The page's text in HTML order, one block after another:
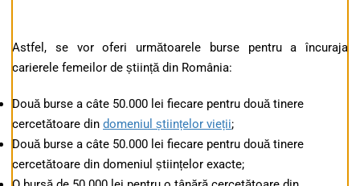
Astfel, se vor oferi următoarele burse pentru a încuraja
carierele femeilor de știință din România:
Două burse a câte 50.000 lei fiecare pentru două tinere
cercetătoare din domeniul științelor vieții;
Două burse a câte 50.000 lei fiecare pentru două tinere
cercetătoare din domeniul științelor exacte;